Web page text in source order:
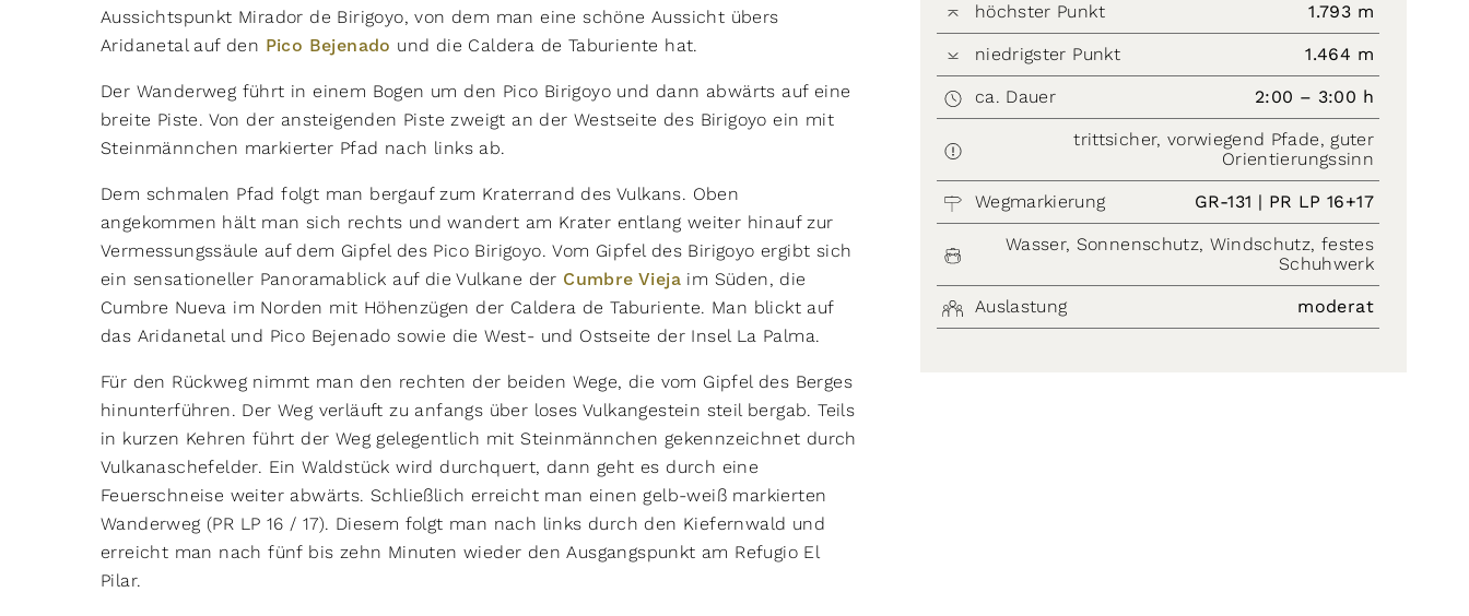
Aussichtspunkt Mirador de Birigoyo, von dem man eine schöne Aussicht übers
Aridanetal auf den Pico Bejenado und die Caldera de Taburiente hat.
Der Wanderweg führt in einem Bogen um den Pico Biri­goyo und dann abwärts auf eine
breite Piste. Von der ansteigenden Piste zweigt an der Westseite des Birigoyo ein mit
Steinmännchen markierter Pfad nach links ab.
Dem schmalen Pfad folgt man bergauf zum Kraterrand des Vulkans. Oben
angekommen hält man sich rechts und wandert am Krater entlang weiter hinauf zur
Vermessungssäule auf dem Gipfel des Pico Birigoyo. Vom Gipfel des Birigoyo ergibt sich
ein sensationeller Panoramablick auf die Vulkane der Cumbre Vieja im Süden, die
Cumbre Nueva im Norden mit Höhenzügen der Caldera de Taburiente. Man blickt auf
das Aridanetal und Pico Bejenado sowie die West- und Ostseite der Insel La Palma.
Für den Rückweg nimmt man den rechten der beiden Wege, die vom Gipfel des Berges
hinunterführen. Der Weg verläuft zu anfangs über loses Vulkangestein steil bergab. Teils
in kurzen Kehren führt der Weg gelegentlich mit Steinmännchen gekennzeichnet durch
Vulkanaschefelder. Ein Waldstück wird durchquert, dann geht es durch eine
Feuerschneise weiter abwärts. Schließlich erreicht man einen gelb-weiß markierten
Wanderweg (PR LP 16 / 17). Diesem folgt man nach links durch den Kiefernwald und
erreicht man nach fünf bis zehn Minuten wieder den Ausgangspunkt am Re­fugio El
Pilar.
höchster Punkt 1.793 m
niedrigster Punkt 1.464 m
ca. Dauer 2:00 – 3:00 h
trittsicher, vorwiegend Pfade, guter
Orientierungssinn
Wegmarkierung GR-131 | PR LP 16+17
Wasser, Sonnenschutz, Windschutz, festes
Schuhwerk
Auslastung moderat